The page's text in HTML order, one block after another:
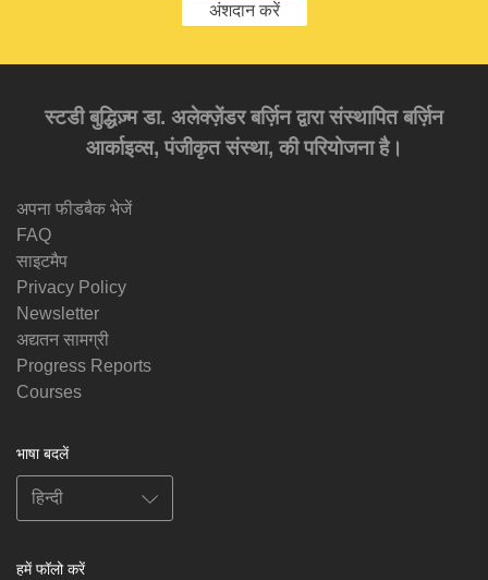
अंशदान करें
स्टडी बुद्धिज़्म डा. अलेक्ज़ेंडर बर्ज़िन द्वारा संस्थापित बर्ज़िन
आर्काइव्स, पंजीकृत संस्था, की परियोजना है।
अपना फीडबैक भेजें
FAQ
साइटमैप
Privacy Policy
Newsletter
अद्यतन सामग्री
Progress Reports
Courses
भाषा बदलें
हमें फॉलो करें